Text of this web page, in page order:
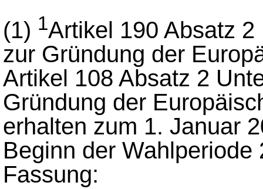
(1) 1Artikel 190 Absatz
zur Gründung der
Artikel 108 Absatz 2
Gründung der
erhalten zum 1. Januar
Beginn der
Fassung: